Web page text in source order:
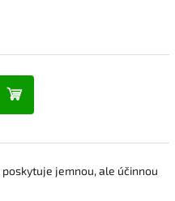
poskytuje jemnou, ale účinnou